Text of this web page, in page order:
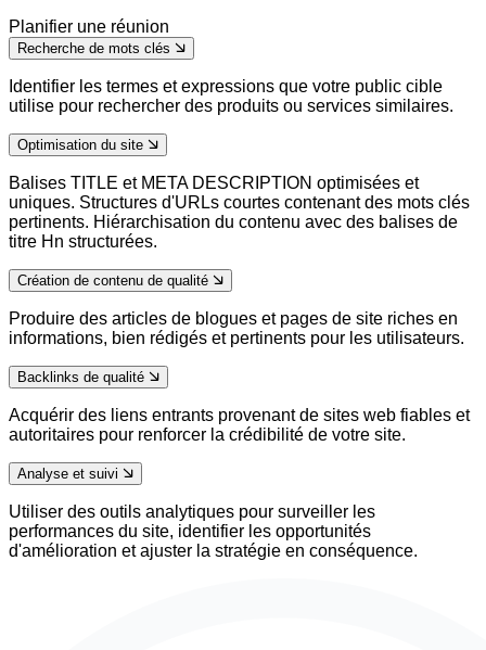
Planifier une réunion
Recherche de mots clés
Identifier les termes et expressions que votre public cible
utilise pour rechercher des produits ou services similaires.
Optimisation du site
Balises TITLE et META DESCRIPTION optimisées et
uniques. Structures d'URLs courtes contenant des mots clés
pertinents. Hiérarchisation du contenu avec des balises de
titre Hn structurées.
Création de contenu de qualité
Produire des articles de blogues et pages de site riches en
informations, bien rédigés et pertinents pour les utilisateurs.
Backlinks de qualité
Acquérir des liens entrants provenant de sites web fiables et
autoritaires pour renforcer la crédibilité de votre site.
Analyse et suivi
Utiliser des outils analytiques pour surveiller les
performances du site, identifier les opportunités
d'amélioration et ajuster la stratégie en conséquence.